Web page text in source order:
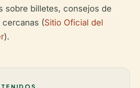
sobre billetes, consejos de
cercanas (Sitio Oficial del
).